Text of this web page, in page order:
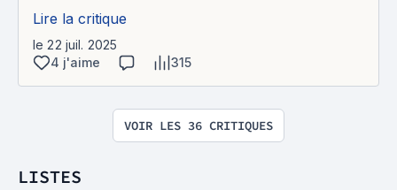
Lire la critique
le 22 juil. 2025
4 j'aime
315
VOIR LES 36 CRITIQUES
LISTES